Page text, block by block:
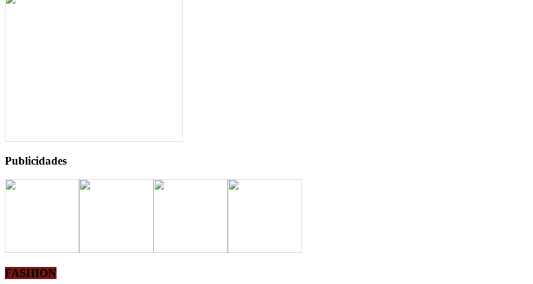
Publicidades
FASHION